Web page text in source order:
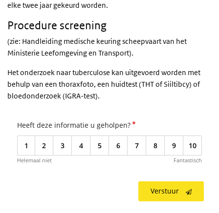
elke twee jaar gekeurd worden.
Procedure screening
(zie: Handleiding medische keuring scheepvaart van het
Ministerie Leefomgeving en Transport).
Het onderzoek naar tuberculose kan uitgevoerd worden met
behulp van een thoraxfoto, een huidtest (THT of Siiltibcy) of
bloedonderzoek (IGRA-test).
Heeft deze informatie u geholpen?*
1 2 3 4 5 6 7 8 9 10
Helemaal niet Fantastisch
Verstuur